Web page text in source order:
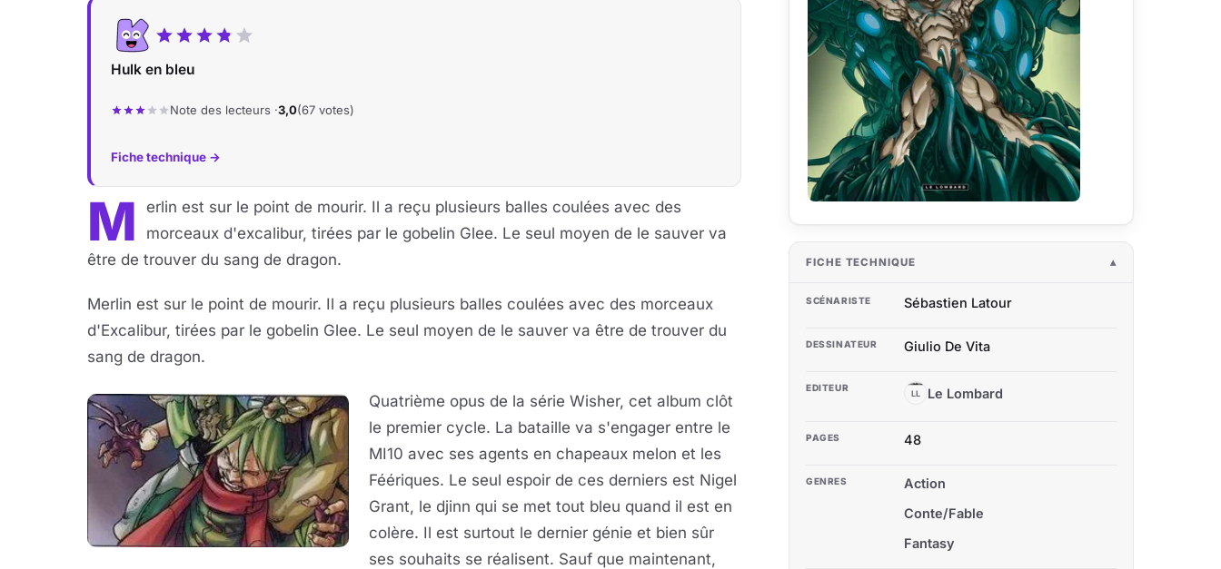
Hulk en bleu
Note des lecteurs ·3,0(67 votes)
Fiche technique →
M
erlin est sur le point de mourir. Il a reçu plusieurs balles coulées avec des
morceaux d'excalibur, tirées par le gobelin Glee. Le seul moyen de le sauver va
être de trouver du sang de dragon.
Merlin est sur le point de mourir. Il a reçu plusieurs balles coulées avec des morceaux
d'Excalibur, tirées par le gobelin Glee. Le seul moyen de le sauver va être de trouver du
sang de dragon.
Quatrième opus de la série Wisher, cet album clôt
le premier cycle. La bataille va s'engager entre le
MI10 avec ses agents en chapeaux melon et les
Féériques. Le seul espoir de ces derniers est Nigel
Grant, le djinn qui se met tout bleu quand il est en
colère. Il est surtout le dernier génie et bien sûr
ses souhaits se réalisent. Sauf que maintenant,
FICHE TECHNIQUE
SCÉNARISTE Sébastien Latour
DESSINATEUR Giulio De Vita
EDITEUR LL Le Lombard
PAGES 48
GENRES
Action
Conte/Fable
Fantasy